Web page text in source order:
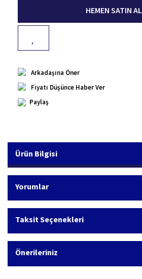
HEMEN SATIN AL
Arkadaşına Öner
Fiyatı Düşünce Haber Ver
Paylaş
Ürün Bilgisi
Yorumlar
Taksit Seçenekleri
Önerileriniz